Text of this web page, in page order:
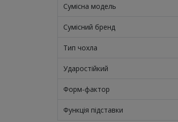
Сумісна модель
Сумісний бренд
Тип чохла
Ударостійкий
Форм-фактор
Функція підставки